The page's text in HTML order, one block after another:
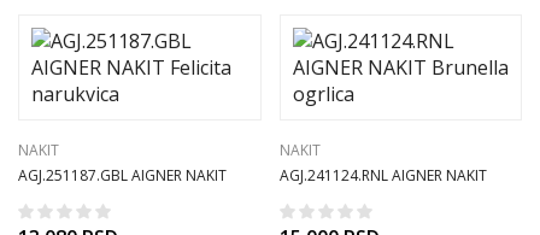
NAKIT
AGJ.251187.GBL AIGNER NAKIT
NAKIT
AGJ.241124.RNL AIGNER NAKIT